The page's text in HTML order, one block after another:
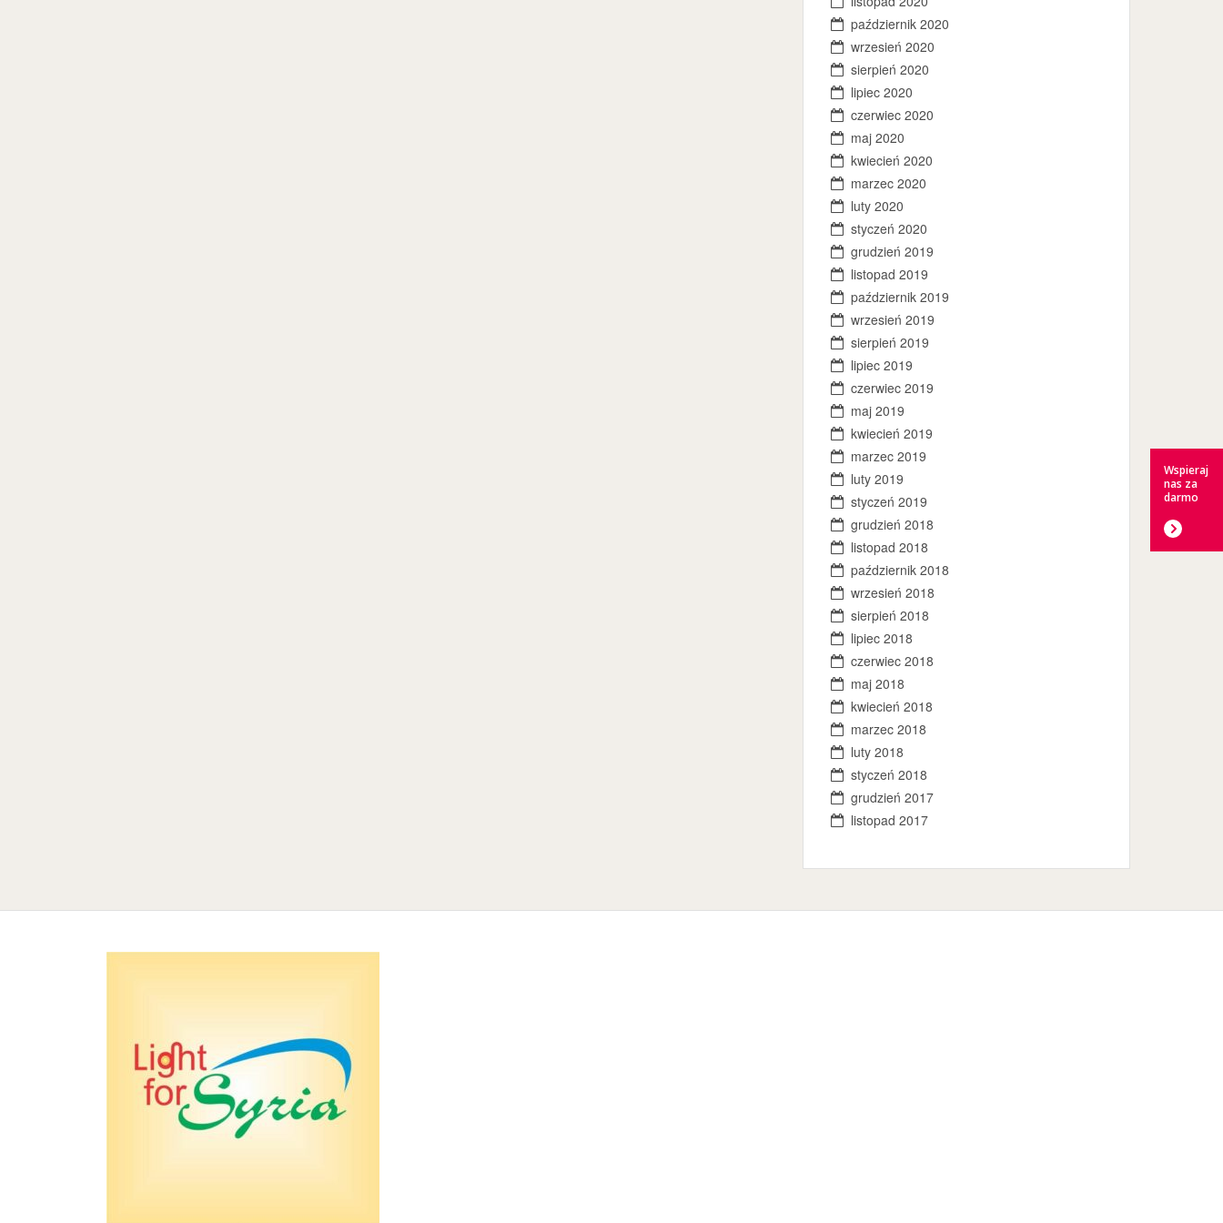
październik 2020
wrzesień 2020
sierpień 2020
lipiec 2020
czerwiec 2020
maj 2020
kwiecień 2020
marzec 2020
luty 2020
styczeń 2020
grudzień 2019
listopad 2019
październik 2019
wrzesień 2019
sierpień 2019
lipiec 2019
czerwiec 2019
maj 2019
kwiecień 2019
marzec 2019
luty 2019
styczeń 2019
grudzień 2018
listopad 2018
październik 2018
wrzesień 2018
sierpień 2018
lipiec 2018
czerwiec 2018
maj 2018
kwiecień 2018
marzec 2018
luty 2018
styczeń 2018
grudzień 2017
listopad 2017
Wspieraj
nas za
darmo